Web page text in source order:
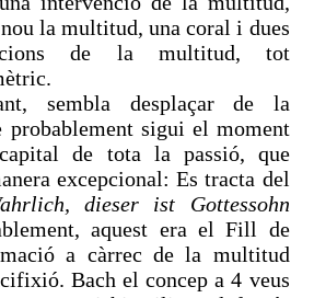
la multitud, una coral i dues
de la multitud, tot
sembla desplaçar de la
probablement sigui el moment
de tota la passió, que
excepcional: Es tracta del
dieser ist Gottessohn
aquest era el Fill de
a càrrec de la multitud
Bach el concep a 4 veus